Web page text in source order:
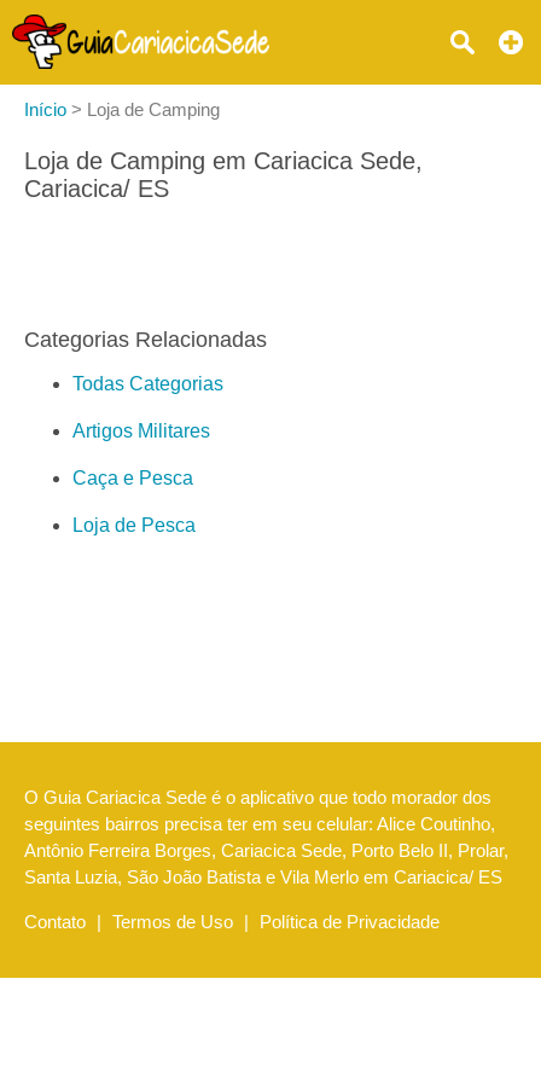
Início > Loja de Camping
Loja de Camping em Cariacica Sede,
Cariacica/ ES
Categorias Relacionadas
Todas Categorias
Artigos Militares
Caça e Pesca
Loja de Pesca
O Guia Cariacica Sede é o aplicativo que todo morador dos
seguintes bairros precisa ter em seu celular: Alice Coutinho,
Antônio Ferreira Borges, Cariacica Sede, Porto Belo II, Prolar,
Santa Luzia, São João Batista e Vila Merlo em Cariacica/ ES
Contato | Termos de Uso | Política de Privacidade